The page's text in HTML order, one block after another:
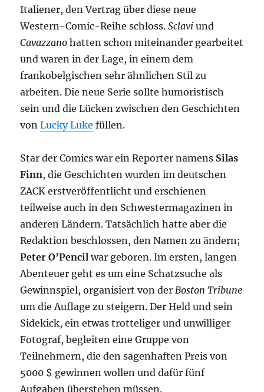
Italiener, den Vertrag über diese neue
Western-Comic-Reihe schloss.Sclavi und
Cavazzano hatten schon miteinander gearbeitet
und waren in der Lage, in einem dem
frankobelgischen sehr ähnlichen Stil zu
arbeiten. Die neue Serie sollte humoristisch
sein und die Lücken zwischen den Geschichten
vonLucky Luke füllen.
Star der Comics war ein Reporter namens Silas
Finn, die Geschichten wurden im deutschen
ZACK erstveröffentlicht und erschienen
teilweise auch in den Schwestermagazinen in
anderen Ländern. Tatsächlich hatte aber die
Redaktion beschlossen, den Namen zu ändern;
Peter O’Pencil war geboren. Im ersten, langen
Abenteuer geht es um eine Schatzsuche als
Gewinnspiel, organisiert von derBoston Tribune
um die Auflage zu steigern. Der Held und sein
Sidekick, ein etwas trotteliger und unwilliger
Fotograf, begleiten eine Gruppe von
Teilnehmern, die den sagenhaften Preis von
5000 $ gewinnen wollen und dafür fünf
Aufgaben überstehen müssen.